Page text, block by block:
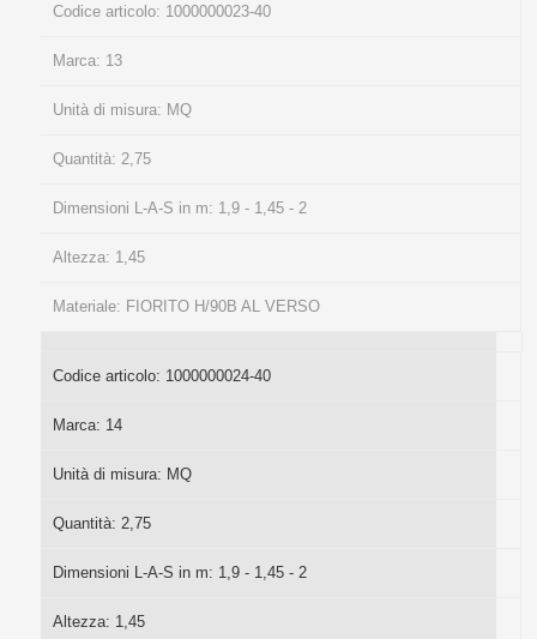
Codice articolo: 1000000023-40
Marca: 13
Unità di misura: MQ
Quantità: 2,75
Dimensioni L-A-S in m: 1,9 - 1,45 - 2
Altezza: 1,45
Materiale: FIORITO H/90B AL VERSO
Codice articolo: 1000000024-40
Marca: 14
Unità di misura: MQ
Quantità: 2,75
Dimensioni L-A-S in m: 1,9 - 1,45 - 2
Altezza: 1,45